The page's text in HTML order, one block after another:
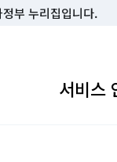
부 누리집입니다.
터
서비스